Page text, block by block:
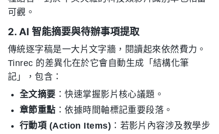
可觀。
2. AI 智能摘要與待辦事項提取
傳統逐字稿是一大片文字牆，閱讀起來依然費力。
Tinrec 的差異化在於它會自動生成「結構化筆
記」，包含：
全文摘要 ：快速掌握影片核心議題。
章節重點 ：依據時間軸標記重要段落。
行動項 (Action Items) ：若影片內容涉及教學步